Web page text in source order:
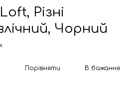
Різні
Чорний
Порівняти В бажання